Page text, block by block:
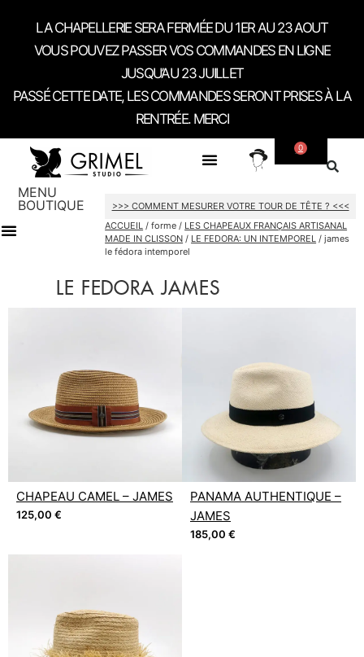
LA CHAPELLERIE SERA FERMÉE DU 1ER AU 23 AOUT
VOUS POUVEZ PASSER VOS COMMANDES EN LIGNE
JUSQU’AU 23 JUILLET
PASSÉ CETTE DATE, LES COMMANDES SERONT PRISES À LA
RENTRÉE. MERCI
0
MENU
BOUTIQUE
>>> COMMENT MESURER VOTRE TOUR DE TÊTE ? <<<
ACCUEIL / forme / LES CHAPEAUX FRANÇAIS ARTISANAL
MADE IN CLISSON / LE FEDORA: UN INTEMPOREL / james
le fédora intemporel
LE FEDORA JAMES
CHAPEAU CAMEL – JAMES
125,00 €
PANAMA AUTHENTIQUE –
JAMES
185,00 €